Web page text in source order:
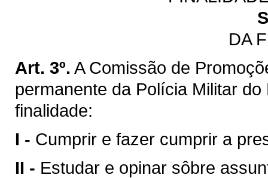
DA
Art. 3º. A Comissão de
permanente da Polícia Militar
finalidade:
I - Cumprir e fazer cumprir a
II - Estudar e opinar sôbre